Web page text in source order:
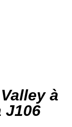
à
J106